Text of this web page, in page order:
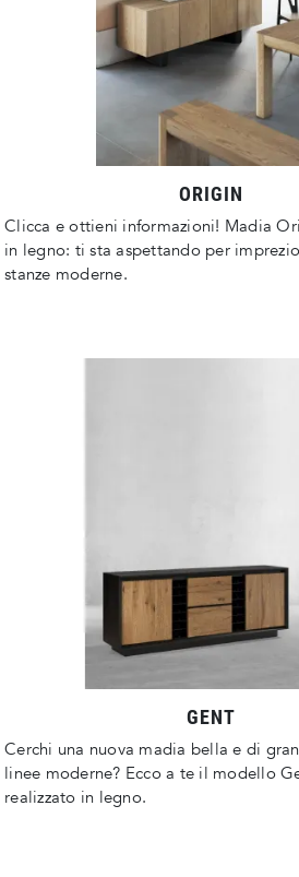
ORIGIN
Clicca e ottieni informazioni! Madia
in legno: ti sta aspettando per
stanze moderne.
GENT
Cerchi una nuova madia bella e di
linee moderne? Ecco a te il modello
realizzato in legno.